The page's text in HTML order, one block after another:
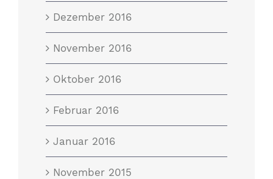
Dezember 2016
November 2016
Oktober 2016
Februar 2016
Januar 2016
November 2015